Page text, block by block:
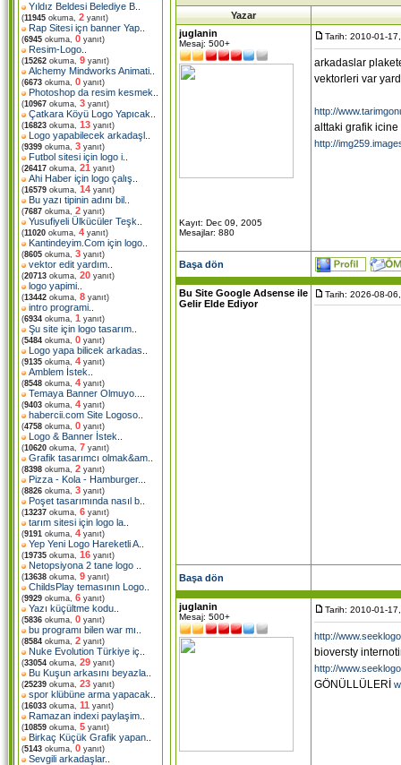
Yıldız Beldesi Belediye B
(11945 okuma, 2 yanıt)
Rap Sitesi içn banner Yap
(6945 okuma, 0 yanıt)
Resim-Logo
(15262 okuma, 9 yanıt)
Alchemy Mindworks Animati
(6673 okuma, 0 yanıt)
Photoshop da resim kesmek
(10967 okuma, 3 yanıt)
Çatkara Köyü Logo Yapıcak
(16823 okuma, 13 yanıt)
Logo yapabilecek arkadaşl
(9399 okuma, 3 yanıt)
Futbol sitesi için logo i
(26417 okuma, 21 yanıt)
Ahi Haber için logo çalış
(16579 okuma, 14 yanıt)
Bu yazı tipinin adını bil
(7687 okuma, 2 yanıt)
Yusufiyeli Ülkücüler Teşk
(11020 okuma, 4 yanıt)
Kantindeyim.Com için logo
(8605 okuma, 3 yanıt)
vektor edit yardım
(20713 okuma, 20 yanıt)
logo yapimi
(13442 okuma, 8 yanıt)
intro programi
(6934 okuma, 1 yanıt)
Şu site için logo tasarım
(5484 okuma, 0 yanıt)
Logo yapa bilicek arkadas
(9135 okuma, 4 yanıt)
Amblem İstek
(8548 okuma, 4 yanıt)
Temaya Banner Olmuyo..
(9403 okuma, 4 yanıt)
habercii.com Site Logoso
(4758 okuma, 0 yanıt)
Logo & Banner İstek
(10620 okuma, 7 yanıt)
Grafik tasarımcı olmak&am
(8398 okuma, 2 yanıt)
Pizza - Kola - Hamburger.
(8826 okuma, 3 yanıt)
Poşet tasarımında nasıl b
(13237 okuma, 6 yanıt)
tarım sitesi için logo la
(9191 okuma, 4 yanıt)
Yep Yeni Logo Hareketli A
(19735 okuma, 16 yanıt)
Netopsiyona 2 tane logo
(13638 okuma, 9 yanıt)
ChildsPlay temasının Logo
(9929 okuma, 6 yanıt)
Yazı küçültme kodu
(5836 okuma, 0 yanıt)
bu programı bilen war mı
(8584 okuma, 2 yanıt)
Nuke Evolution Türkiye iç
(33054 okuma, 29 yanıt)
Bu Kuşun arkasını beyazla
(25239 okuma, 23 yanıt)
spor klübüne arma yapacak
(16033 okuma, 11 yanıt)
Ramazan indexi paylaşim
(10859 okuma, 5 yanıt)
Birkaç Küçük Grafik yapan
(5143 okuma, 0 yanıt)
Sevgili arkadaşlar..
Yazar
juglanin
Mesaj: 500+
Kayıt: Dec 09, 2005
Mesajlar: 880
Tarih: 2010-01-
arkadaslar
vektorleri var
http://
alttaki grafik
http://
Başa dön
Bu Site Google Adsense ile
Gelir Elde Ediyor
Tarih: 2026-08-
Başa dön
juglanin
Mesaj: 500+
Tarih: 2010-01-
http://
bioversty
http://
GÖNÜLLÜLERİ